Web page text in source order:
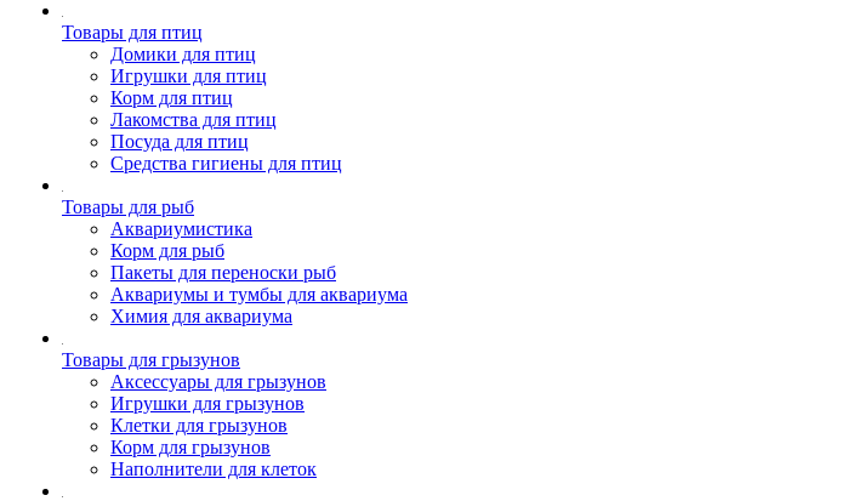
Товары для птиц
Домики для птиц
Игрушки для птиц
Корм для птиц
Лакомства для птиц
Посуда для птиц
Средства гигиены для птиц
Товары для рыб
Аквариумистика
Корм для рыб
Пакеты для переноски рыб
Аквариумы и тумбы для аквариума
Химия для аквариума
Товары для грызунов
Аксессуары для грызунов
Игрушки для грызунов
Клетки для грызунов
Корм для грызунов
Наполнители для клеток